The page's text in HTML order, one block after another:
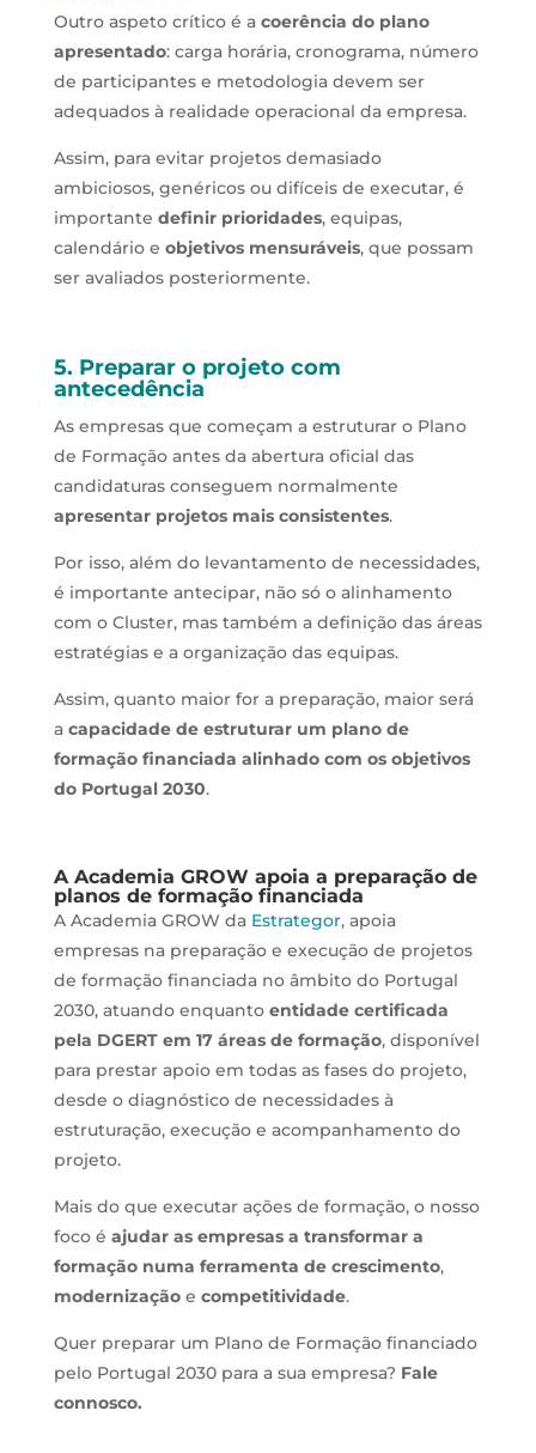
Outro aspeto crítico é a coerência do plano
apresentado: carga horária, cronograma, número
de participantes e metodologia devem ser
adequados à realidade operacional da empresa.
Assim, para evitar projetos demasiado
ambiciosos, genéricos ou difíceis de executar, é
importante definir prioridades, equipas,
calendário e objetivos mensuráveis, que possam
ser avaliados posteriormente.
5. Preparar o projeto com
antecedência
As empresas que começam a estruturar o Plano
de Formação antes da abertura oficial das
candidaturas conseguem normalmente
apresentar projetos mais consistentes.
Por isso, além do levantamento de necessidades,
é importante antecipar, não só o alinhamento
com o Cluster, mas também a definição das áreas
estratégias e a organização das equipas.
Assim, quanto maior for a preparação, maior será
a capacidade de estruturar um plano de
formação financiada alinhado com os objetivos
do Portugal 2030.
A Academia GROW apoia a preparação de
planos de formação financiada
A Academia GROW da Estrategor, apoia
empresas na preparação e execução de projetos
de formação financiada no âmbito do Portugal
2030, atuando enquanto entidade certificada
pela DGERT em 17 áreas de formação, disponível
para prestar apoio em todas as fases do projeto,
desde o diagnóstico de necessidades à
estruturação, execução e acompanhamento do
projeto.
Mais do que executar ações de formação, o nosso
foco é ajudar as empresas a transformar a
formação numa ferramenta de crescimento,
modernizaçãoe competitividade.
Quer preparar um Plano de Formação financiado
pelo Portugal 2030 para a sua empresa? Fale
connosco.